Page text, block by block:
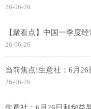
26-06-26
【聚看点】中国一季度
26-06-26
当前焦点!生意社：6月
26-06-26